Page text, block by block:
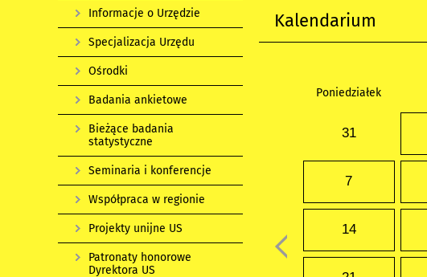
Kalendarium
Poniedziałek
31
7
14
Informacje o Urzędzie
Specjalizacja Urzędu
Ośrodki
Badania ankietowe
Bieżące badania
statystyczne
Seminaria i konferencje
Współpraca w regionie
Projekty unijne US
Patronaty honorowe
Dyrektora US